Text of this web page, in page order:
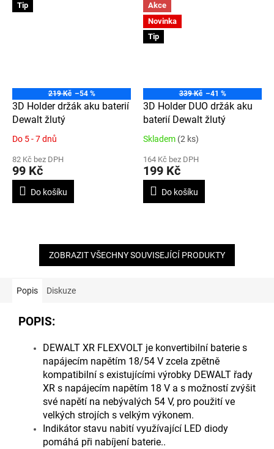
Tip
219 Kč –54 %
3D Holder držák aku baterií
Dewalt žlutý
Průměrné
produktu
je
4,7
Do 5 - 7 dnů
82 Kč bez DPH
99 Kč
Do košíku
Akce
Novinka
Tip
339 Kč –41 %
3D Holder DUO držák aku
baterií Dewalt žlutý
Průměrné
produktu
je
4,5
Skladem (2 ks)
164 Kč bez DPH
199 Kč
Do košíku
ZOBRAZIT VŠECHNY SOUVISEJÍCÍ PRODUKTY
Popis Diskuze
POPIS:
DEWALT XR FLEXVOLT je konvertibilní baterie s
napájecím napětím 18/54 V zcela zpětně
kompatibilní s existujícími výrobky DEWALT řady
XR s napájecím napětím 18 V a s možností zvýšit
své napětí na nebývalých 54 V, pro použití ve
velkých strojích s velkým výkonem.
Indikátor stavu nabití využívající LED diody
pomáhá při nabíjení baterie..